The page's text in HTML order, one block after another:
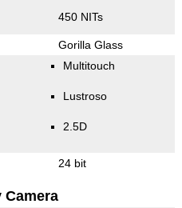
450 NITs
Gorilla Glass
Multitouch
Lustroso
2.5D
24 bit
Camera